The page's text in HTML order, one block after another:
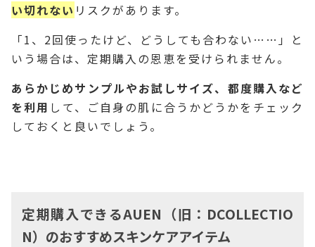
い切れない リスクがあります。
「1、2回使ったけど、どうしても合わない……」と
いう場合は、定期購入の恩恵を受けられません。
あらかじめサンプルやお試しサイズ、都度購入など
を利用 して、ご自身の肌に合うかどうかをチェック
しておくと良いでしょう。
定期購入できるAUEN（旧：DCOLLECTIO
N）のおすすめスキンケアアイテム